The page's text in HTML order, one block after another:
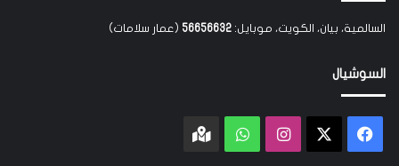
السالمية، بيان، الكويت، موبايل: 56656632 (عمار سلامات)
السوشيال
فيسبوك انستقرامواتسابGoogle